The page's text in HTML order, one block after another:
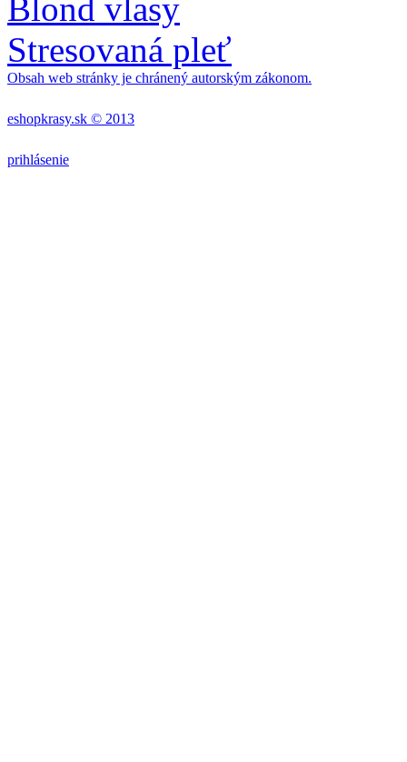
Blond vlasy
Stresovaná pleť
Obsah web stránky je chránený autorským zákonom.
eshopkrasy.sk © 2013
prihlásenie